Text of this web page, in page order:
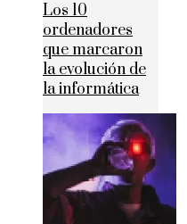
Los 10
ordenadores
que marcaron
la evolución de
la informática